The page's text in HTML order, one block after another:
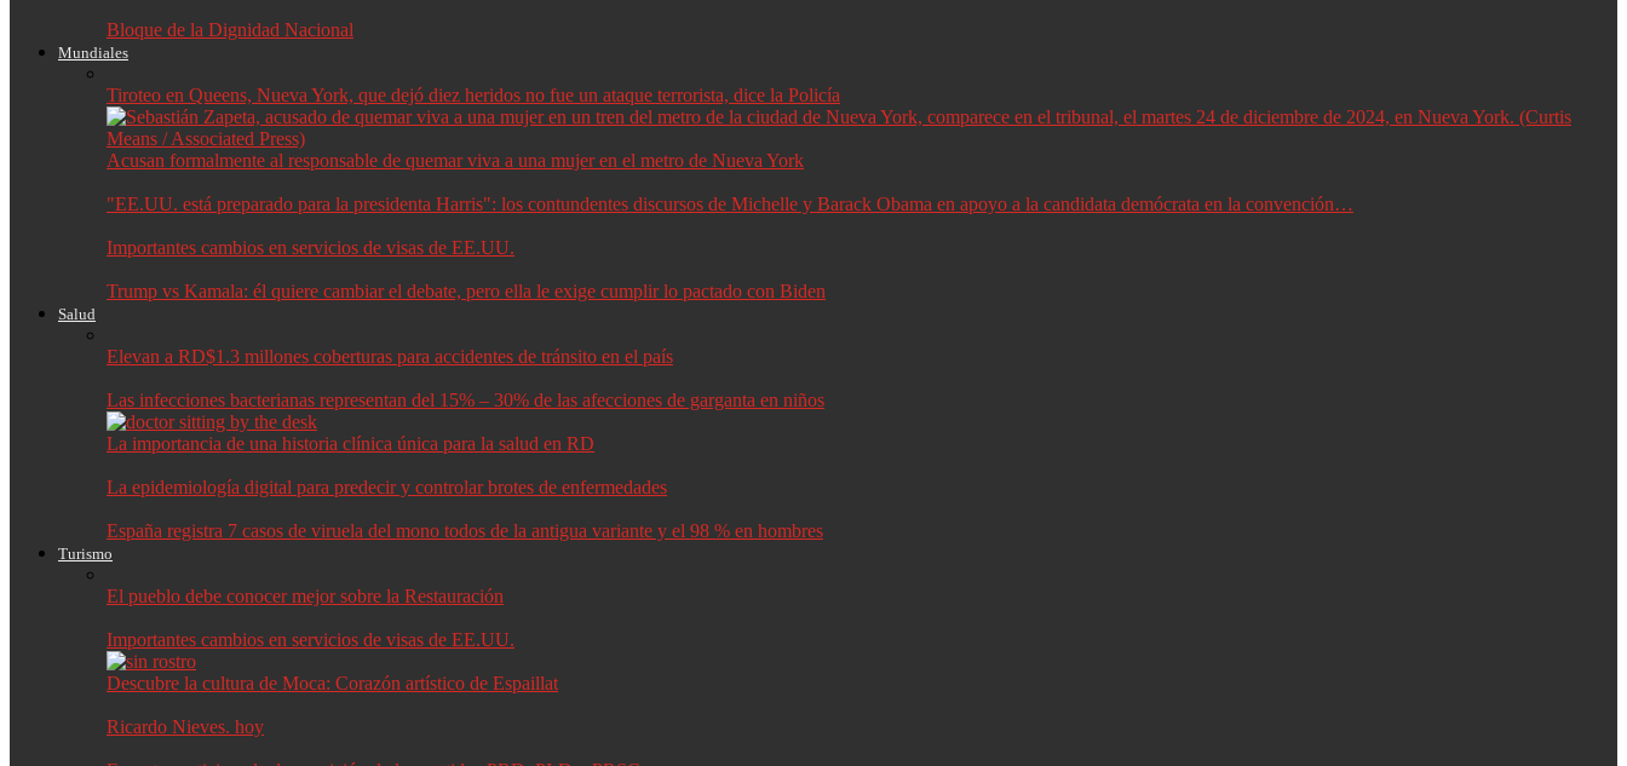
Bloque de la Dignidad Nacional
Mundiales
Tiroteo en Queens, Nueva York, que dejó diez heridos no fue un ataque terrorista, dice la Policía
Acusan formalmente al responsable de quemar viva a una mujer en el metro de Nueva York
"EE.UU. está preparado para la presidenta Harris": los contundentes discursos de Michelle y Barack Obama en apoyo a la candidata demócrata en la convención…
Importantes cambios en servicios de visas de EE.UU.
Trump vs Kamala: él quiere cambiar el debate, pero ella le exige cumplir lo pactado con Biden
Salud
Elevan a RD$1.3 millones coberturas para accidentes de tránsito en el país
Las infecciones bacterianas representan del 15% – 30% de las afecciones de garganta en niños
La importancia de una historia clínica única para la salud en RD
La epidemiología digital para predecir y controlar brotes de enfermedades
España registra 7 casos de viruela del mono todos de la antigua variante y el 98 % en hombres
Turismo
El pueblo debe conocer mejor sobre la Restauración
Importantes cambios en servicios de visas de EE.UU.
Descubre la cultura de Moca: Corazón artístico de Espaillat
Ricardo Nieves. hoy